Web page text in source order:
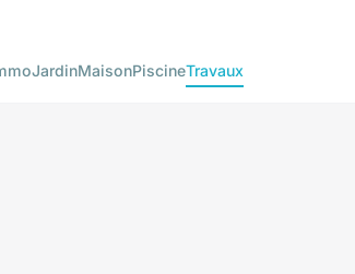
JardinMaisonPiscineTravaux